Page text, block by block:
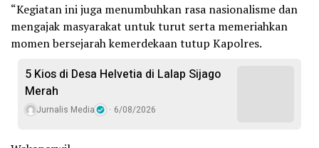
“Kegiatan ini juga menumbuhkan rasa nasionalisme dan
mengajak masyarakat untuk turut serta memeriahkan
momen bersejarah kemerdekaan tutup Kapolres.
5 Kios di Desa Helvetia di Lalap Sijago
Merah
Jurnalis Media 6/08/2026